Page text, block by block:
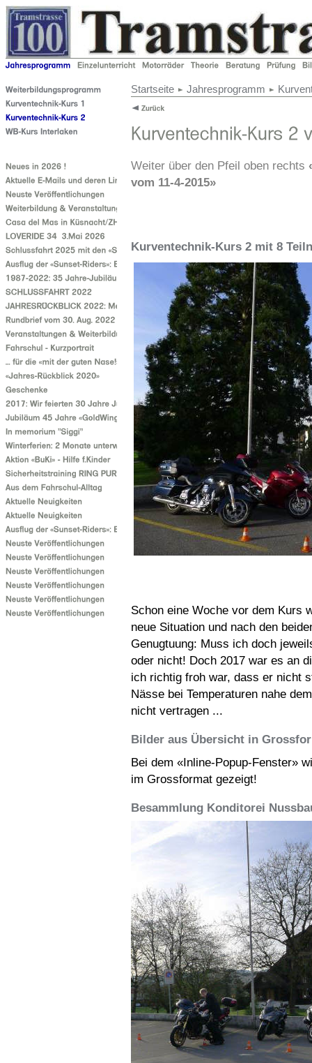
Startseite Jahresprogramm
Weiter über den Pfeil oben rechts
vom 11-4-2015»
Kurventechnik-Kurs 2 mit 8
Schon eine Woche vor dem Kurs
neue Situation und nach den
Genugtuung: Muss ich doch
oder nicht! Doch 2017 war es an
ich richtig froh war, dass er nicht
Nässe bei Temperaturen nahe
nicht vertragen ...
Bilder aus Übersicht in
Bei dem «Inline-Popup-Fenster»
im Grossformat gezeigt!
Besammlung Konditorei